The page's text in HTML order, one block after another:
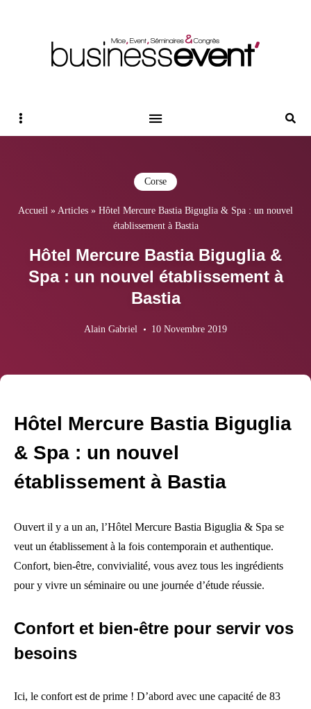
Sidebar
Corse
Accueil » Articles » Hôtel Mercure Bastia Biguglia & Spa : un nouvel
établissement à Bastia
Hôtel Mercure Bastia Biguglia &
Spa : un nouvel établissement à
Bastia
Alain Gabriel 10 Novembre 2019
Hôtel Mercure Bastia Biguglia
& Spa : un nouvel
établissement à Bastia
Ouvert il y a un an, l’Hôtel Mercure Bastia Biguglia & Spa se
veut un établissement à la fois contemporain et authentique.
Confort, bien-être, convivialité, vous avez tous les ingrédients
pour y vivre un séminaire ou une journée d’étude réussie.
Confort et bien-être pour servir vos
besoins
Ici, le confort est de prime ! D’abord avec une capacité de 83